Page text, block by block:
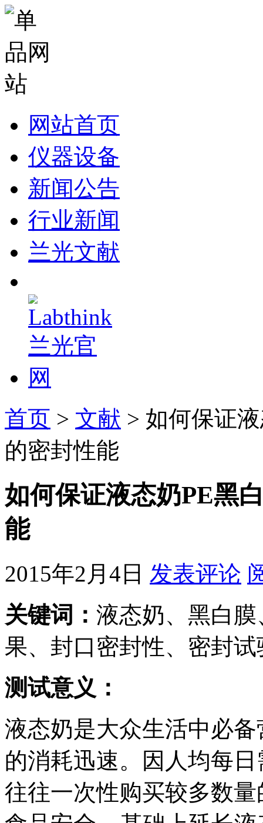
网站首页
仪器设备
新闻公告
行业新闻
兰光文献
首页 > 文献 > 如何保证
的密封性能
如何保证液态奶PE黑
能
2015年2月4日 发表评论
关键词： 液态奶、黑白
果、封口密封性、密封
测试意义：
液态奶是大众生活中必
的消耗迅速。因人均每
往往一次性购买较多数